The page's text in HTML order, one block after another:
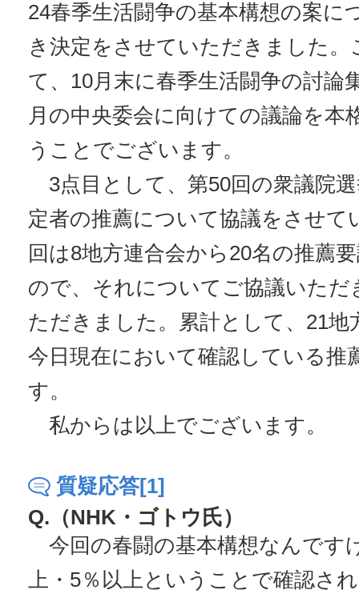
24春季生活闘争の基本構想の案に
き決定をさせていただきました
て、10月末に春季生活闘争の討論
月の中央委会に向けての議論を本
うことでございます。
3点目として、第50回の衆議院
定者の推薦について協議をさせて
回は8地方連合会から20名の推薦
ので、それについてご協議いただ
ただきました。累計として、21地
今日現在において確認している推
す。
私からは以上でございます。
質疑応答[1]
Q.（NHK・ゴトウ氏）
今回の春闘の基本構想なんです
上・5％以上ということで確認さ